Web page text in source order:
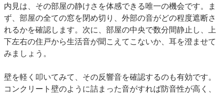
内見は、その部屋の静けさを体感できる唯一の機会です。ま
ず、部屋の全ての窓を閉め切り、外部の音がどの程度遮断さ
れるかを確認します。次に、部屋の中央で数分間静止し、上
下左右の住戸から生活音が聞こえてこないか、耳を澄ませて
みましょう。
壁を軽く叩いてみて、その反響音を確認するのも有効です。
コンクリート壁のように詰まった音がすれば防音性が高く、